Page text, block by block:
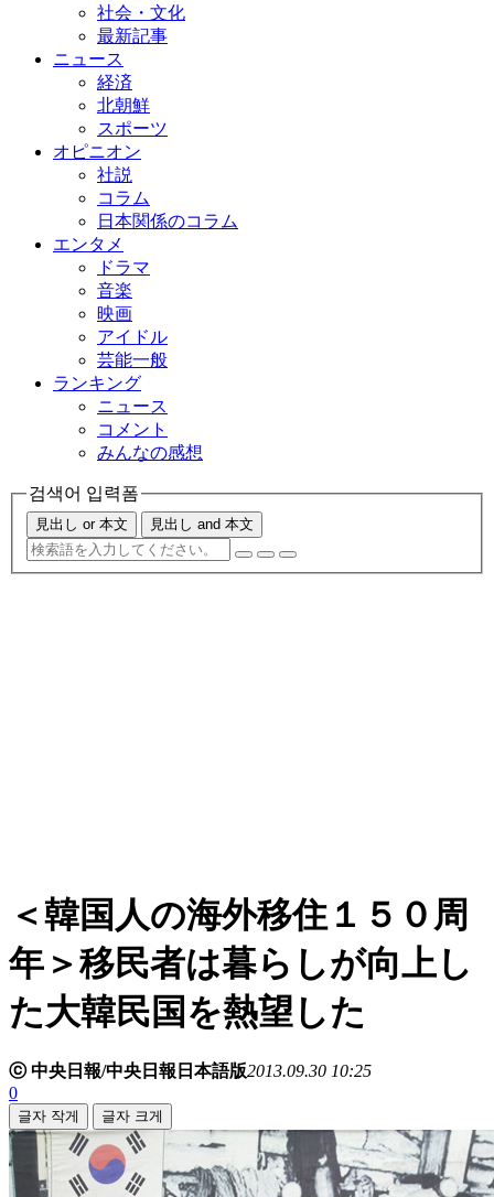
社会・文化
最新記事
ニュース
経済
北朝鮮
スポーツ
オピニオン
社説
コラム
日本関係のコラム
エンタメ
ドラマ
音楽
映画
アイドル
芸能一般
ランキング
ニュース
コメント
みんなの感想
검색어 입력폼
見出し or 本文 見出し and 本文
＜韓国人の海外移住１５０周
年＞移民者は暮らしが向上し
た大韓民国を熱望した
ⓒ 中央日報/中央日報日本語版2013.09.30 10:25
0
글자 작게 글자 크게